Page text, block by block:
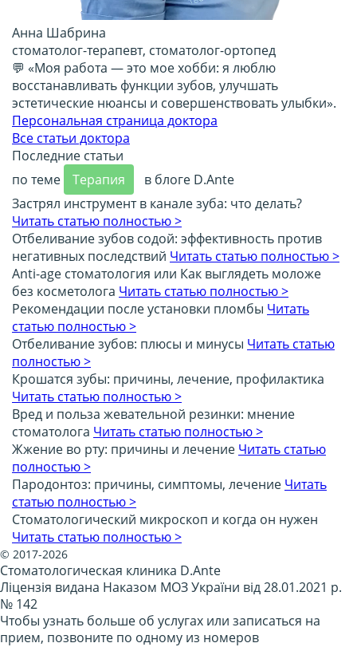
Анна Шабрина
стоматолог-терапевт, стоматолог-ортопед
💬 «Моя работа — это мое хобби: я люблю
восстанавливать функции зубов, улучшать
эстетические нюансы и совершенствовать улыбки».
Персональная страница доктора
Все статьи доктора
Последние статьи
по теме
Терапия
в блоге D.Ante
Застрял инструмент в канале зуба: что делать?
Читать статью полностью >
Отбеливание зубов содой: эффективность против
негативных последствий Читать статью полностью >
Anti-age стоматология или Как выглядеть моложе
без косметолога Читать статью полностью >
Рекомендации после установки пломбы Читать
статью полностью >
Отбеливание зубов: плюсы и минусы Читать статью
полностью >
Крошатся зубы: причины, лечение, профилактика
Читать статью полностью >
Вред и польза жевательной резинки: мнение
стоматолога Читать статью полностью >
Жжение во рту: причины и лечение Читать статью
полностью >
Пародонтоз: причины, симптомы, лечение Читать
статью полностью >
Стоматологический микроскоп и когда он нужен
Читать статью полностью >
© 2017-2026
Стоматологическая клиника D.Ante
Ліцензія видана Наказом МОЗ України від 28.01.2021 р.
№ 142
Чтобы узнать больше об услугах или записаться на
прием, позвоните по одному из номеров